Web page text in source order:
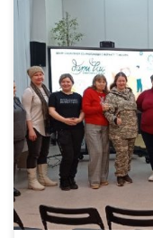
29 ноября 2022 года в
Тюмень» состоялся
экономика – точка сборки».